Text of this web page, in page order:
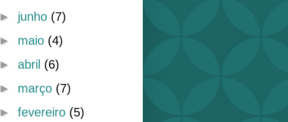
► junho (7)
► maio (4)
► abril (6)
► março (7)
► fevereiro (5)